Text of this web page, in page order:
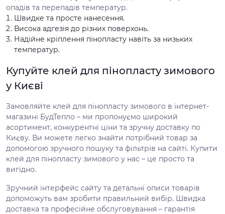
опадів та перепадів температур.
Швидке та просте нанесення.
Висока адгезія до різних поверхонь.
Надійне кріплення пінопласту навіть за низьких
температур.
Купуйте клей для пінопласту зимового
у Києві
Замовляйте клей для пінопласту зимового в інтернет-
магазині БудТепло – ми пропонуємо широкий
асортимент, конкурентні ціни та зручну доставку по
Києву. Ви можете легко знайти потрібний товар за
допомогою зручного пошуку та фільтрів на сайті. Купити
клей для пінопласту зимового у нас – це просто та
вигідно.
Зручний інтерфейс сайту та детальні описи товарів
допоможуть вам зробити правильний вибір. Швидка
доставка та професійне обслуговування – гарантія